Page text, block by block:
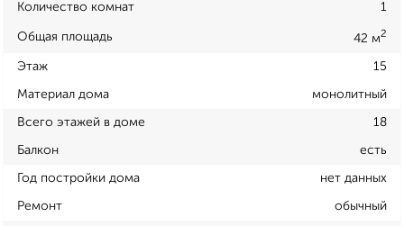
Количество комнат 1
Общая площадь 42 м2
Этаж 15
Материал дома монолитный
Всего этажей в доме 18
Балкон есть
Год постройки дома нет данных
Ремонт обычный